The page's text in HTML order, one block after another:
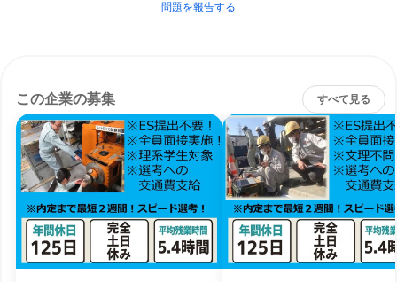
問題を報告する
この企業の募集 すべて見る